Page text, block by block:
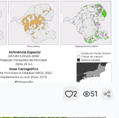
2 51